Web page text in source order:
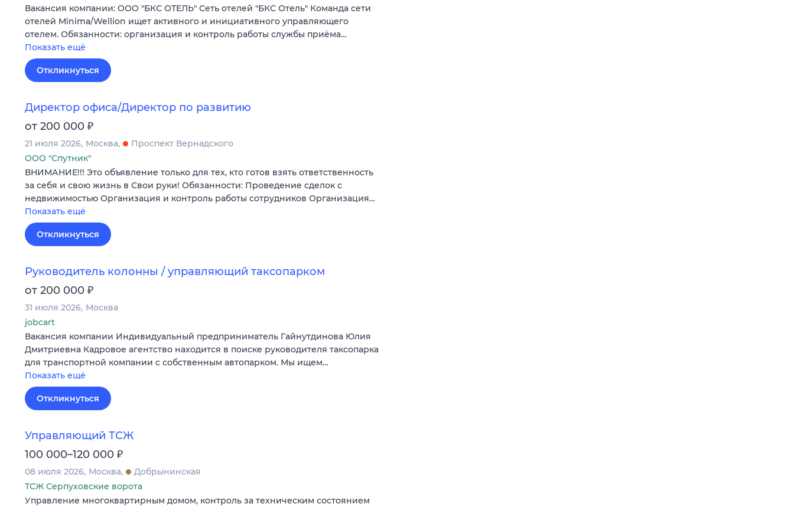
Вакансия компании: ООО "БКС ОТЕЛЬ" Сеть отелей "БКС Отель" Команда сети
отелей Minima/Wellion ищет активного и инициативного управляющего
отелем. Обязанности: организация и контроль работы службы приёма…
Показать ещё
Откликнуться
Директор офиса/Директор по развитию
от 200 000 ₽
21 июля 2026 Москва
Проспект Вернадского
ООО "Спутник"
ВНИМАНИЕ!!! Это объявление только для тех, кто готов взять ответственность
за себя и свою жизнь в Свои руки! Обязанности: Проведение сделок с
недвижимостью Организация и контроль работы сотрудников Организация…
Показать ещё
Откликнуться
Руководитель колонны / управляющий таксопарком
от 200 000 ₽
31 июля 2026 Москва
jobcart
Вакансия компании Индивидуальный предприниматель Гайнутдинова Юлия
Дмитриевна Кадровое агентство находится в поиске руководителя таксопарка
для транспортной компании с собственным автопарком. Мы ищем…
Показать ещё
Откликнуться
Управляющий ТСЖ
100 000–120 000 ₽
08 июля 2026 Москва
Добрынинская
ТСЖ Серпуховские ворота
Управление многоквартирным домом, контроль за техническим состоянием